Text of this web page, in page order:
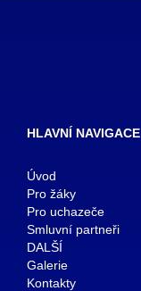
HLAVNÍ NAVIGACE
Úvod
Pro žáky
Pro uchazeče
Smluvní partneři
DALŠÍ
Galerie
Kontakty